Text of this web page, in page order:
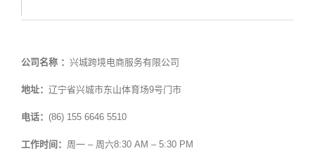
公司名称 ： 兴城跨境电商服务有限公司
地址： 辽宁省兴城市东山体育场9号门市
电话： (86) 155 6646 5510
工作时间： 周一 – 周六8:30 AM – 5:30 PM